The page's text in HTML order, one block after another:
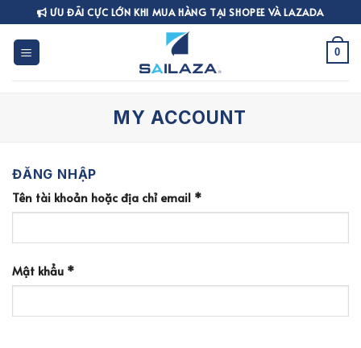
to
content
ƯU ĐÃI CỰC LỚN KHI MUA HÀNG TẠI SHOPEE VÀ LAZADA
0
MY ACCOUNT
ĐĂNG NHẬP
Tên tài khoản hoặc địa chỉ email *
Mật khẩu *